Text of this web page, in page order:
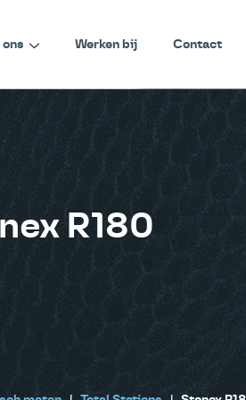
ons Werken bij Contact
R180